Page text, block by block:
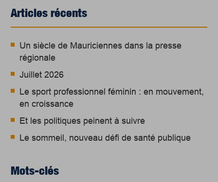
Articles récents
Un siècle de Mauriciennes dans la presse
régionale
Juillet 2026
Le sport professionnel féminin : en mouvement,
en croissance
Et les politiques peinent à suivre
Le sommeil, nouveau défi de santé publique
Mots-clés